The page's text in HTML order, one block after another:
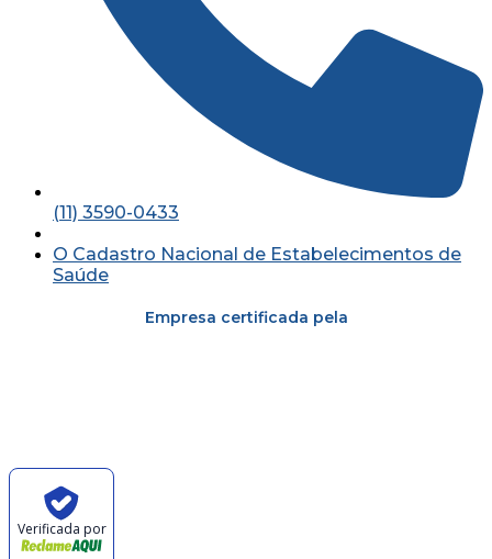
(11) 3590-0433
O Cadastro Nacional de Estabelecimentos de
Saúde
Empresa certificada pela
Verificada por